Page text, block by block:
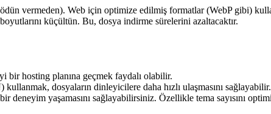
vermeden). Web için optimize edilmiş formatlar (WebP gibi)
küçültün. Bu, dosya indirme sürelerini azaltacaktır.
bir hosting planına geçmek faydalı olabilir.
dosyaların dinleyicilere daha hızlı ulaşmasını sağlayabilir.
yaşamasını sağlayabilirsiniz. Özellikle tema sayısını